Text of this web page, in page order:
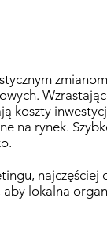
koszty
na rynek.
najczęściej
lokalna